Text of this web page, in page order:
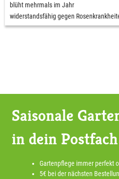
blüht mehrmals im Jahr
widerstandsfähig gegen
Saisonale
in dein Postfach
Gartenpflege immer perfekt
5€ bei der nächsten